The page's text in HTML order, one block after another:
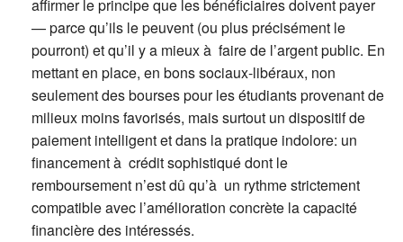
affirmer le principe que les bénéficiaires doivent payer
— parce qu’ils le peuvent (ou plus précisément le
pourront) et qu’il y a mieux à faire de l’argent public. En
mettant en place, en bons sociaux-libéraux, non
seulement des bourses pour les étudiants provenant de
milieux moins favorisés, mais surtout un dispositif de
paiement intelligent et dans la pratique indolore: un
financement à crédit sophistiqué dont le
remboursement n’est dû qu’à un rythme strictement
compatible avec l’amélioration concrète la capacité
financière des intéressés.